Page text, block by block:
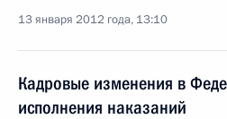
13 января 2012 года, 13:10
Кадровые изменения в
исполнения наказаний